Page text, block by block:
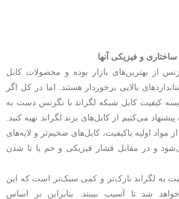
و فیزیکی آنها
از بهترین‌های بازار بوده و محصولات کابل
بالایی برخوردار هستند. اما در کل اگر
کیفیت کابل شبکه لگراند با نگزنس دست به
می‌کنیم از کابل‌های برند لگراند تهیه کنید.
زیرا کابل‌های برند لگراند از مواد اولیه باکیفیت، کابل‌های ضخیم‌تر و لایه‌‎های
و در مقابل فشار فیزیکی و خم یا تا شدن
به لگراند نازک‌تر و کمی سبک‌تر است که این
شد تا آسیب ببینند. بنابراین بر اساس